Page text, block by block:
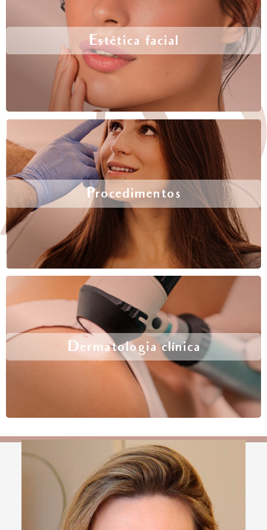
Estética facial
Procedimentos
Dermatologia clínica